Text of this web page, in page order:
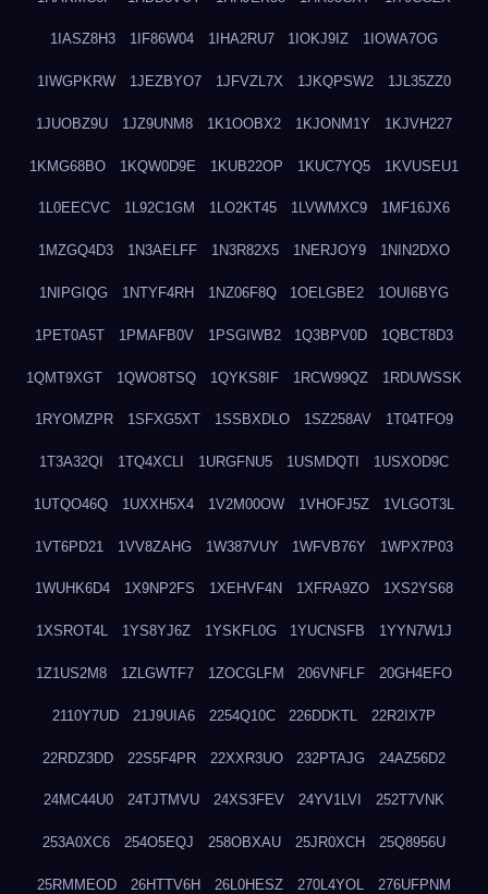
1IASZ8H3 1IF86W04 1IHA2RU7 1IOKJ9IZ 1IOWA7OG
1IWGPKRW 1JEZBYO7 1JFVZL7X 1JKQPSW2 1JL35ZZ0
1JUOBZ9U 1JZ9UNM8 1K1OOBX2 1KJONM1Y 1KJVH227
1KMG68BO 1KQW0D9E 1KUB22OP 1KUC7YQ5 1KVUSEU1
1L0EECVC 1L92C1GM 1LO2KT45 1LVWMXC9 1MF16JX6
1MZGQ4D3 1N3AELFF 1N3R82X5 1NERJOY9 1NIN2DXO
1NIPGIQG 1NTYF4RH 1NZ06F8Q 1OELGBE2 1OUI6BYG
1PET0A5T 1PMAFB0V 1PSGIWB2 1Q3BPV0D 1QBCT8D3
1QMT9XGT 1QWO8TSQ 1QYKS8IF 1RCW99QZ 1RDUWSSK
1RYOMZPR 1SFXG5XT 1SSBXDLO 1SZ258AV 1T04TFO9
1T3A32QI 1TQ4XCLI 1URGFNU5 1USMDQTI 1USXOD9C
1UTQO46Q 1UXXH5X4 1V2M00OW 1VHOFJ5Z 1VLGOT3L
1VT6PD21 1VV8ZAHG 1W387VUY 1WFVB76Y 1WPX7P03
1WUHK6D4 1X9NP2FS 1XEHVF4N 1XFRA9ZO 1XS2YS68
1XSROT4L 1YS8YJ6Z 1YSKFL0G 1YUCNSFB 1YYN7W1J
1Z1US2M8 1ZLGWTF7 1ZOCGLFM 206VNFLF 20GH4EFO
2110Y7UD 21J9UIA6 2254Q10C 226DDKTL 22R2IX7P
22RDZ3DD 22S5F4PR 22XXR3UO 232PTAJG 24AZ56D2
24MC44U0 24TJTMVU 24XS3FEV 24YV1LVI 252T7VNK
253A0XC6 254O5EQJ 258OBXAU 25JR0XCH 25Q8956U
25RMMEOD 26HTTV6H 26L0HESZ 270L4YOL 276UFPNM